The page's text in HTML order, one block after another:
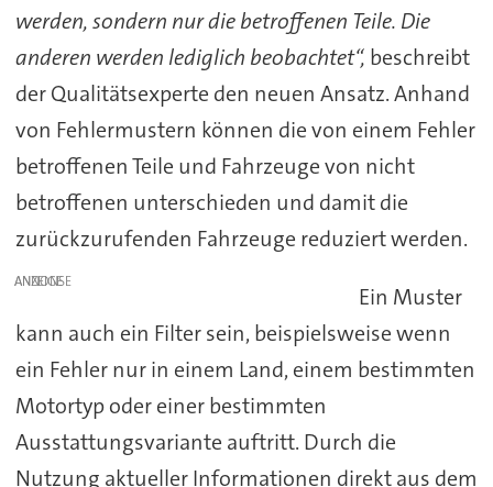
werden, sondern nur die betroffenen Teile. Die
anderen werden lediglich beobachtet“, beschreibt
der Qualitätsexperte den neuen Ansatz. Anhand
von Fehlermustern können die von einem Fehler
betroffenen Teile und Fahrzeuge von nicht
betroffenen unterschieden und damit die
zurückzurufenden Fahrzeuge reduziert werden.
ANZEIGE
Ein Muster
kann auch ein Filter sein, beispielsweise wenn
ein Fehler nur in einem Land, einem bestimmten
Motortyp oder einer bestimmten
Ausstattungsvariante auftritt. Durch die
Nutzung aktueller Informationen direkt aus dem